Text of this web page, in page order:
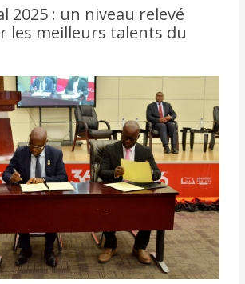
2025 : un niveau relevé
les meilleurs talents du